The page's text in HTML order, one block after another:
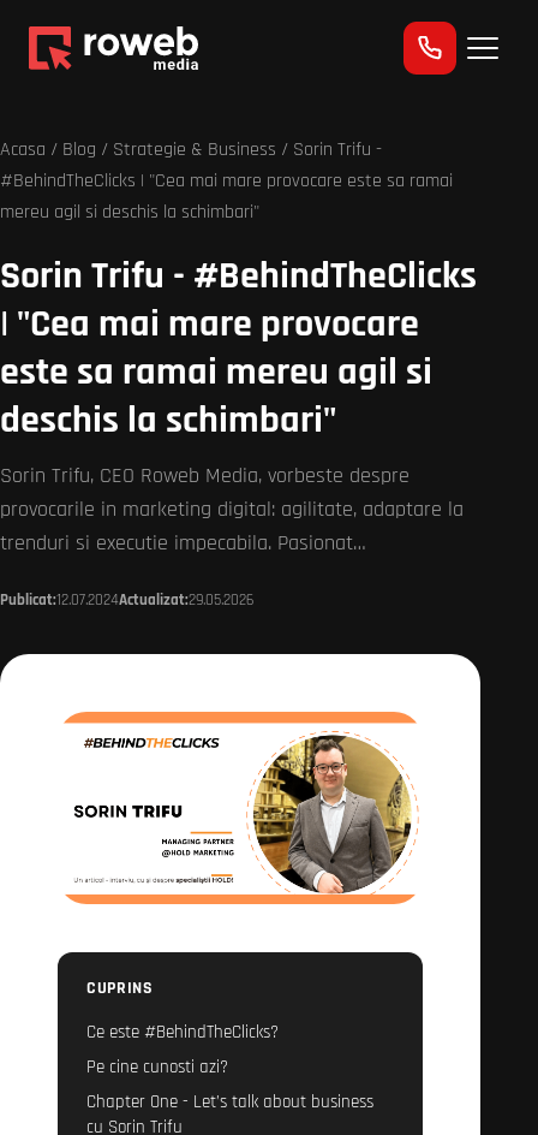
Acasa / Blog / Strategie & Business / Sorin Trifu -
#BehindTheClicks | "Cea mai mare provocare este sa ramai
mereu agil si deschis la schimbari"
Sorin Trifu - #BehindTheClicks
| "Cea mai mare provocare
este sa ramai mereu agil si
deschis la schimbari"
Sorin Trifu, CEO Roweb Media, vorbeste despre
provocarile in marketing digital: agilitate, adaptare la
trenduri si executie impecabila. Pasionat…
Publicat:12.07.2024Actualizat:29.05.2026
CUPRINS
Ce este #BehindTheClicks?
Pe cine cunosti azi?
Chapter One - Let’s talk about business
cu Sorin Trifu